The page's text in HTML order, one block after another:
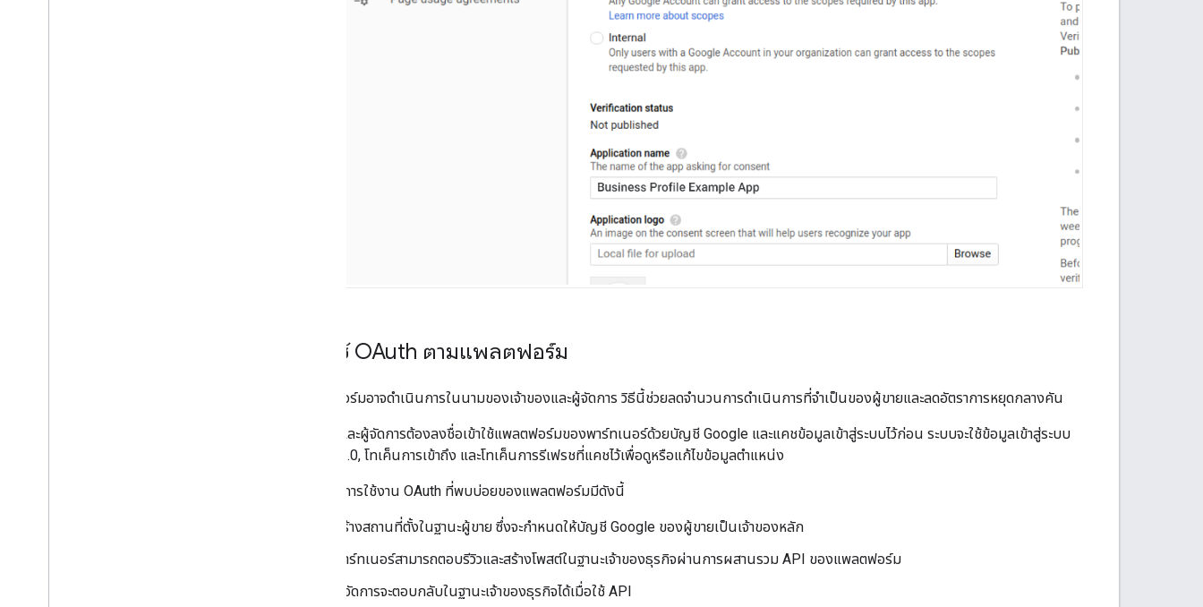
การใช้ OAuth ตามแพลตฟอร์ม
แพลตฟอร์มอาจดำเนินการในนามของเจ้าของและผู้จัดการ วิธีนี้ช่วยลดจำนวนการดำเนินการที่จำเป็นของผู้ขายและลดอัตราการหยุดกลางคัน
เจ้าของและผู้จัดการต้องลงชื่อเข้าใช้แพลตฟอร์มของพาร์ทเนอร์ด้วยบัญชี Google และแคชข้อมูลเข้าสู่ระบบไว้ก่อน ระบบจะใช้ข้อมูลเข้าสู่ระบบ
OAuth 2.0, โทเค็นการเข้าถึง และโทเค็นการรีเฟรชที่แคชไว้เพื่อดูหรือแก้ไขข้อมูลตำแหน่ง
ตัวอย่างการใช้งาน OAuth ที่พบบ่อยของแพลตฟอร์มมีดังนี้
สร้างสถานที่ตั้งในฐานะผู้ขาย ซึ่งจะกำหนดให้บัญชี Google ของผู้ขายเป็นเจ้าของหลัก
พาร์ทเนอร์สามารถตอบรีวิวและสร้างโพสต์ในฐานะเจ้าของธุรกิจผ่านการผสานรวม API ของแพลตฟอร์ม
ผู้จัดการจะตอบกลับในฐานะเจ้าของธุรกิจได้เมื่อใช้ API